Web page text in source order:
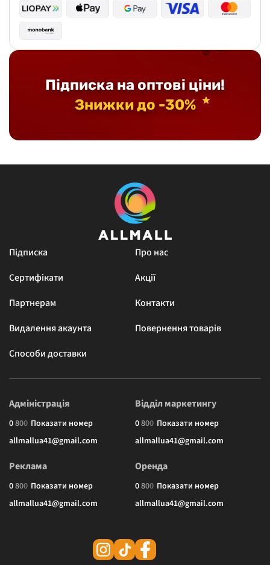
Підписка на оптові ціни!
Знижки до -30%
Підписка
Про нас
Сертифікати
Акції
Партнерам
Контакти
Видалення акаунта
Повернення товарів
Способи доставки
Адміністрація
0800 Показати номер
allmallua41@gmail.com
Відділ маркетингу
0800 Показати номер
allmallua41@gmail.com
Реклама
0800 Показати номер
allmallua41@gmail.com
Оренда
0800 Показати номер
allmallua41@gmail.com